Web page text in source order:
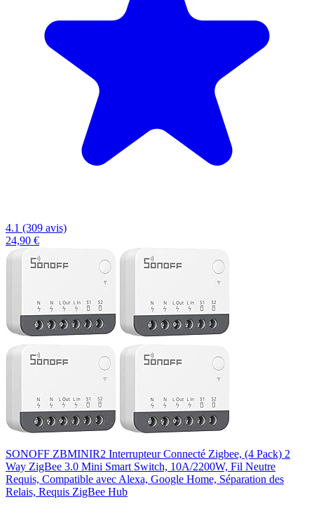
4.1 (309 avis)
24,90 €
SONOFF ZBMINIR2 Interrupteur Connecté Zigbee, (4 Pack) 2
Way ZigBee 3.0 Mini Smart Switch, 10A/2200W, Fil Neutre
Requis, Compatible avec Alexa, Google Home, Séparation des
Relais, Requis ZigBee Hub